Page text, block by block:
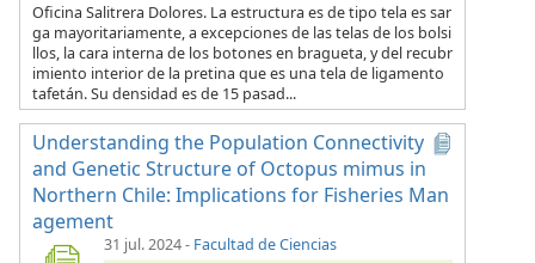
Oficina Salitrera Dolores. La estructura es de tipo tela es sar
ga mayoritariamente, a excepciones de las telas de los bolsi
llos, la cara interna de los botones en bragueta, y del recubr
imiento interior de la pretina que es una tela de ligamento
tafetán. Su densidad es de 15 pasad...
Understanding the Population Connectivity
and Genetic Structure of Octopus mimus in
Northern Chile: Implications for Fisheries Man
agement
31 jul. 2024- Facultad de Ciencias